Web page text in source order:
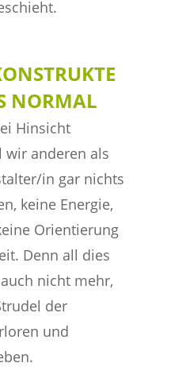
NORMAL
Hinsicht
wir anderen als
in gar nichts
keine Energie,
Orientierung
Denn all dies
nicht mehr,
der
und